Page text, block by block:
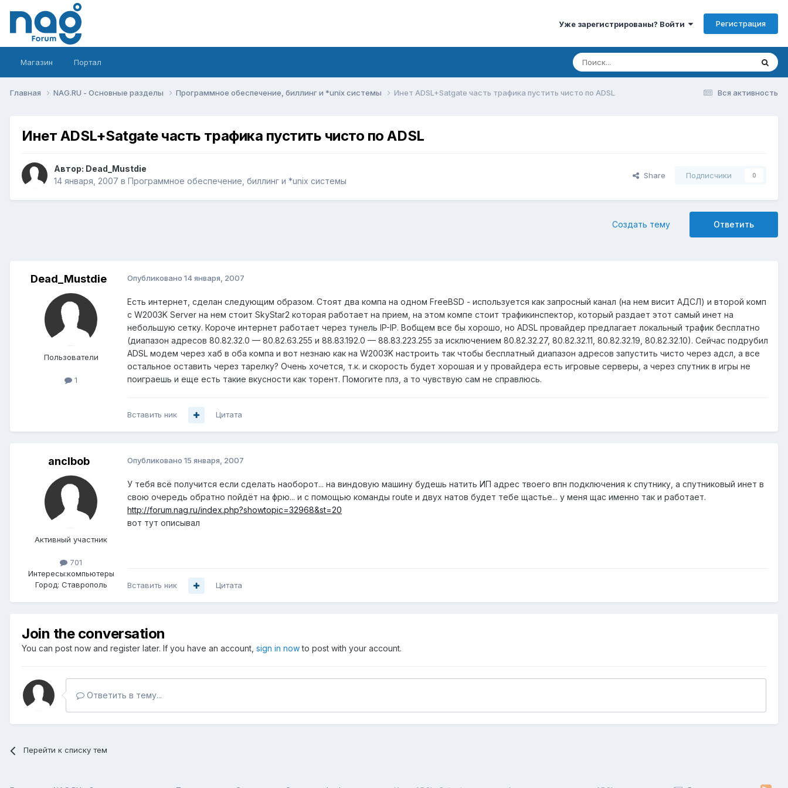
Уже зарегистрированы? Войти Регистрация
Магазин Портал
Вся активность
Главная NAG.RU - Основные разделы Программное обеспечение, биллинг и *unix системы Инет ADSL+Satgate часть трафика пустить чисто по ADSL
Инет ADSL+Satgate часть трафика пустить чисто по ADSL
Автор: Dead_Mustdie
14 января, 2007 в Программное обеспечение, биллинг и *unix системы
Share Подписчики 0
Ответить
Создать тему
Dead_Mustdie
Пользователи
1
Опубликовано 14 января, 2007
Есть интернет, сделан следующим образом. Стоят два компа на одном FreeBSD - используется как запросный канал (на нем висит АДСЛ) и второй комп
с W2003K Server на нем стоит SkyStar2 которая работает на прием, на этом компе стоит трафикинспектор, который раздает этот самый инет на
небольшую сетку. Короче интернет работает через тунель IP-IP. Вобщем все бы хорошо, но ADSL провайдер предлагает локальный трафик бесплатно
(диапазон адресов 80.82.32.0 — 80.82.63.255 и 88.83.192.0 — 88.83.223.255 за исключением 80.82.32.27, 80.82.32.11, 80.82.32.19, 80.82.32.10). Сейчас подрубил
ADSL модем через хаб в оба компа и вот незнаю как на W2003K настроить так чтобы бесплатный диапазон адресов запустить чисто через адсл, а все
остальное оставить через тарелку? Очень хочется, т.к. и скорость будет хорошая и у провайдера есть игровые серверы, а через спутник в игры не
поиграешь и еще есть такие вкусности как торент. Помогите плз, а то чувствую сам не справлюсь.
Вставить ник Цитата
anclbob
Активный участник
701
Интересы:компьютеры
Город: Ставрополь
Опубликовано 15 января, 2007
У тебя всё получится если сделать наоборот... на виндовую машину будешь натить ИП адрес твоего впн подключения к спутнику, а спутниковый инет в
свою очередь обратно пойдёт на фрю... и с помощью команды route и двух натов будет тебе щастье... у меня щас именно так и работает.
http://forum.nag.ru/index.php?showtopic=32968&st=20
вот тут описывал
Вставить ник Цитата
Join the conversation
You can post now and register later. If you have an account, sign in nowto post with your account.
Ответить в тему...
Перейти к списку тем